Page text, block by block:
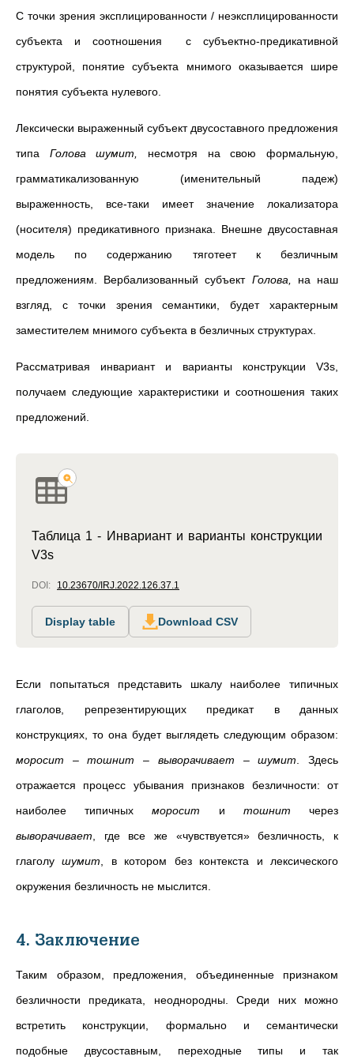
С точки зрения эксплицированности / неэксплицированности
субъекта и соотношения с субъектно-предикативной
структурой, понятие субъекта мнимого оказывается шире
понятия субъекта нулевого.
Лексически выраженный субъект двусоставного предложения
типа Голова шумит,
несмотря на свою формальную,
грамматикализованную (именительный падеж)
выраженность, все-таки имеет значение локализатора
(носителя) предикативного признака. Внешне двусоставная
модель по содержанию тяготеет к безличным
предложениям. Вербализованный субъект Голова, на
наш
взгляд, с точки зрения семантики, будет характерным
заместителем мнимого субъекта в безличных структурах.
Рассматривая инвариант и варианты конструкции V3s,
получаем следующие характеристики и соотношения таких
предложений.
Таблица 1 - Инвариант и варианты конструкции
V3s
DOI: 10.23670/IRJ.2022.126.37.1
Display table Download CSV
Если попытаться представить шкалу наиболее типичных
глаголов, репрезентирующих предикат в данных
конструкциях, то она будет выглядеть следующим образом:
моросит –тошнит– выворачивает –шумит . Здесь
отражается процесс убывания признаков безличности: от
наиболее типичныхморосит и тошнит через
выворачивает , где все же «чувствуется» безличность, к
глаголушумит , в котором без контекста и лексического
окружения безличность не мыслится.
4. Заключение
Таким образом, предложения, объединенные признаком
безличности предиката, неоднородны. Среди них можно
встретить конструкции, формально и семантически
подобные двусоставным, переходные типы и так